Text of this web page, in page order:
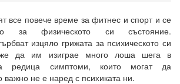
все повече време за фитнес и спорт и се
за физическото си състояние.
изцяло грижата за психическото си
да им изиграе много лоша шега в
редица симптоми, които могат да
не е наред с психиката ни.